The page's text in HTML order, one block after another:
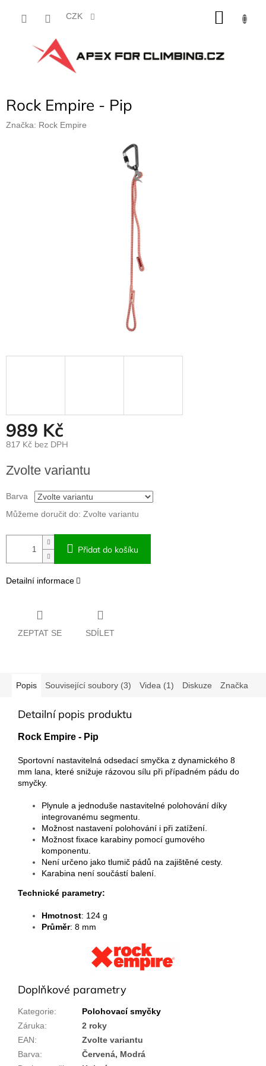
CZK
Rock Empire - Pip
Značka: Rock Empire
989 Kč
817 Kč bez DPH
cena:
Zvolte variantu
Barva
Můžeme doručit do: Zvolte variantu
Přidat do košíku
Detailní informace
ZEPTAT SE SDÍLET
Popis Související soubory (3) Videa (1) Diskuze Značka
Detailní popis produktu
Rock Empire - Pip
Sportovní nastavitelná odsedací smyčka z dynamického 8
mm lana, které snižuje rázovou sílu při případném pádu do
smyčky.
Plynule a jednoduše nastavitelné polohování díky
integrovanému segmentu.
Možnost nastavení polohování i při zatížení.
Možnost fixace karabiny pomocí gumového
komponentu.
Není určeno jako tlumič pádů na zajištěné cesty.
Karabina není součástí balení.
Technické parametry:
Hmotnost: 124 g
Průměr: 8 mm
Doplňkové parametry
Kategorie:
Polohovací smyčky
Záruka:
2 roky
EAN:
Zvolte variantu
Barva:
Červená, Modrá